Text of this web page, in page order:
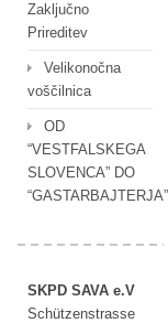
Zaključno
Prireditev
Velikonočna
voščilnica
OD
“VESTFALSKEGA
SLOVENCA” DO
“GASTARBAJTERJA”
SKPD SAVA e.V
Schützenstrasse